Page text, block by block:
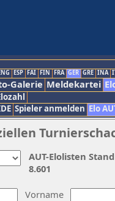
ESP FAI FIN FRA GER GRE INA
Galerie Meldekartei
Spieler anmelden Elo
Vorname
AUT-Elolisten
8.601